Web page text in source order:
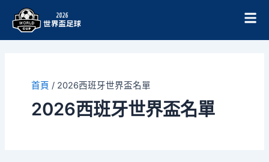
首頁 / 2026西班牙世界盃名單
2026西班牙世界盃名單